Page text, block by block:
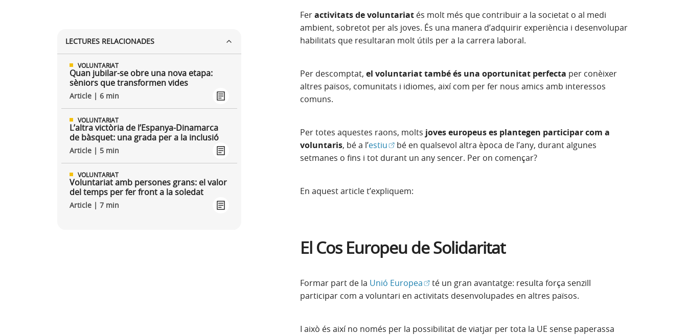
LECTURES RELACIONADES
VOLUNTARIAT
Quan jubilar-se obre una nova etapa:
sèniors que transformen vides
Article | 6 min
VOLUNTARIAT
L’altra victòria de l’Espanya-Dinamarca
de bàsquet: una grada per a la inclusió
Article | 5 min
VOLUNTARIAT
Voluntariat amb persones grans: el valor
del temps per fer front a la soledat
Article | 7 min
Feractivitats de voluntariatés molt més que contribuir a la societat o al medi
ambient, sobretot per als joves. És una manera d’adquirir experiència i desenvolupar
habilitats que resultaran molt útils per a la carrera laboral.
Per descomptat, el voluntariat també és una oportunitat perfecta per conèixer
altres països, comunitats i idiomes, així com per fer nous amics amb interessos
comuns.
Per totes aquestes raons, molts joves europeus es plantegen participar com a
voluntaris, bé a l’estiu(Obre en finestra nova)
bé en qualsevol altra època de l’any, durant algunes
setmanes o fins i tot durant un any sencer. Per on començar?
En aquest article t’expliquem:
El Cos Europeu de Solidaritat
Formar part de la Unió Europea(Obre en finestra nova)
té un gran avantatge: resulta força senzill
participar com a voluntari en activitats desenvolupades en altres països.
I això és així no només per la possibilitat de viatjar per tota la UE sense paperassa